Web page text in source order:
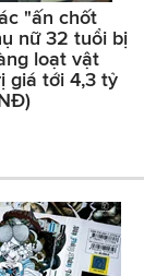
"ấn chốt
nữ 32 tuổi bị
loạt vật
giá tới 4,3 tỷ